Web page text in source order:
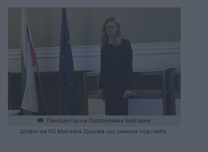
Пресцентър на Прогресивна България
Шефът на НС Михаела Доцова със снимка под герба.